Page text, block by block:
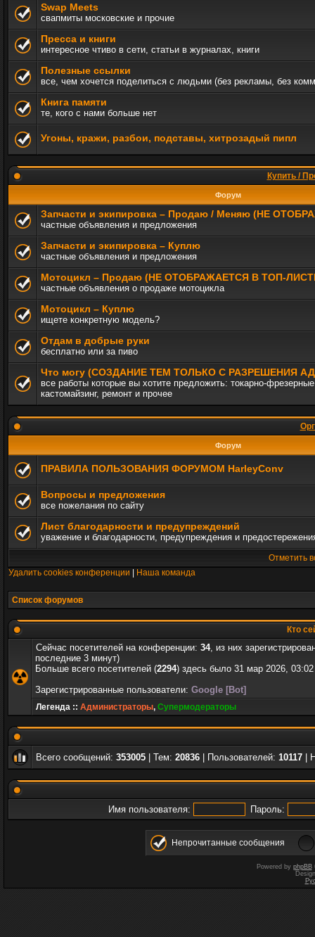
Swap Meets
свапмиты московские и прочие
Пресса и книги
интересное чтиво в сети, статьи в журналах, книги
Полезные ссылки
все, чем хочется поделиться с людьми (без рекламы, без
Книга памяти
те, кого с нами больше нет
Угоны, кражи, разбои, подставы, хитрозадый пипл
Купить /
Форум
Запчасти и экипировка – Продаю / Меняю (НЕ
частные объявления и предложения
Запчасти и экипировка – Куплю
частные объявления и предложения
Мотоцикл – Продаю (НЕ ОТОБРАЖАЕТСЯ В ТОП-
частные объявления о продаже мотоцикла
Мотоцикл – Куплю
ищете конкретную модель?
Отдам в добрые руки
бесплатно или за пиво
Что могу (СОЗДАНИЕ ТЕМ ТОЛЬКО С РАЗРЕШЕНИЯ
все работы которые вы хотите предложить: токарно-
кастомайзинг, ремонт и прочее
Форум
ПРАВИЛА ПОЛЬЗОВАНИЯ ФОРУМОМ HarleyConv
Вопросы и предложения
все пожелания по сайту
Лист благодарности и предупреждений
уважение и благодарности, предупреждения и
Отметить
Удалить cookies конференции
Наша команда
Список форумов
Кто
Сейчас посетителей на конференции: 34, из них
последние 3 минут)
Больше всего посетителей (2294) здесь было 31 мар 2026, 03:02
Зарегистрированные пользователи: Google [Bot]
Легенда :: Администраторы, Супермодераторы
Всего сообщений: 353005 | Тем: 20836 | Пользователей: 10117 |
Имя пользователя: Пароль:
Непрочитанные сообщения
Powered by phpBB